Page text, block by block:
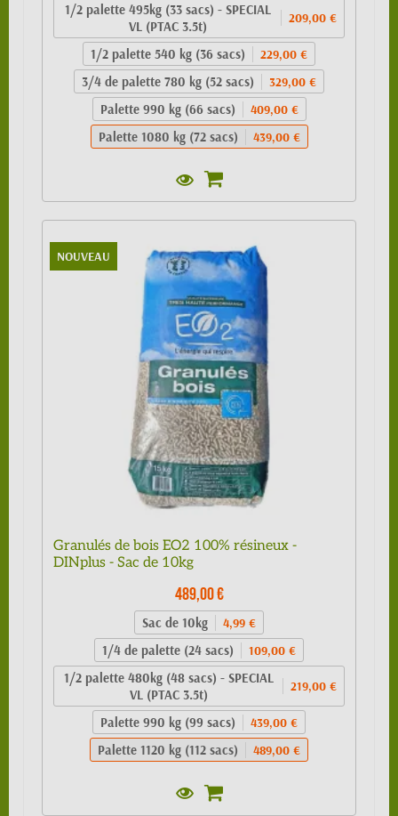
1/2 palette 495kg (33 sacs) - SPECIAL
VL (PTAC 3.5t)
209,00 €
1/2 palette 540 kg (36 sacs) 229,00 €
3/4 de palette 780 kg (52 sacs) 329,00 €
Palette 990 kg (66 sacs) 409,00 €
Palette 1080 kg (72 sacs) 439,00 €
NOUVEAU
Granulés de bois EO2 100% résineux -
DINplus - Sac de 10kg
489,00 €
Sac de 10kg 4,99 €
1/4 de palette (24 sacs) 109,00 €
1/2 palette 480kg (48 sacs) - SPECIAL
VL (PTAC 3.5t)
219,00 €
Palette 990 kg (99 sacs) 439,00 €
Palette 1120 kg (112 sacs) 489,00 €